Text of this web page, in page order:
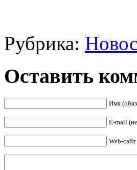
Рубрика:
Оставить
Имя
E-mail
Web-сайт